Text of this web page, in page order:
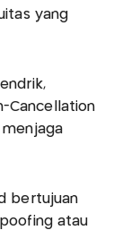
yang
Cancellation
menjaga
bertujuan
atau